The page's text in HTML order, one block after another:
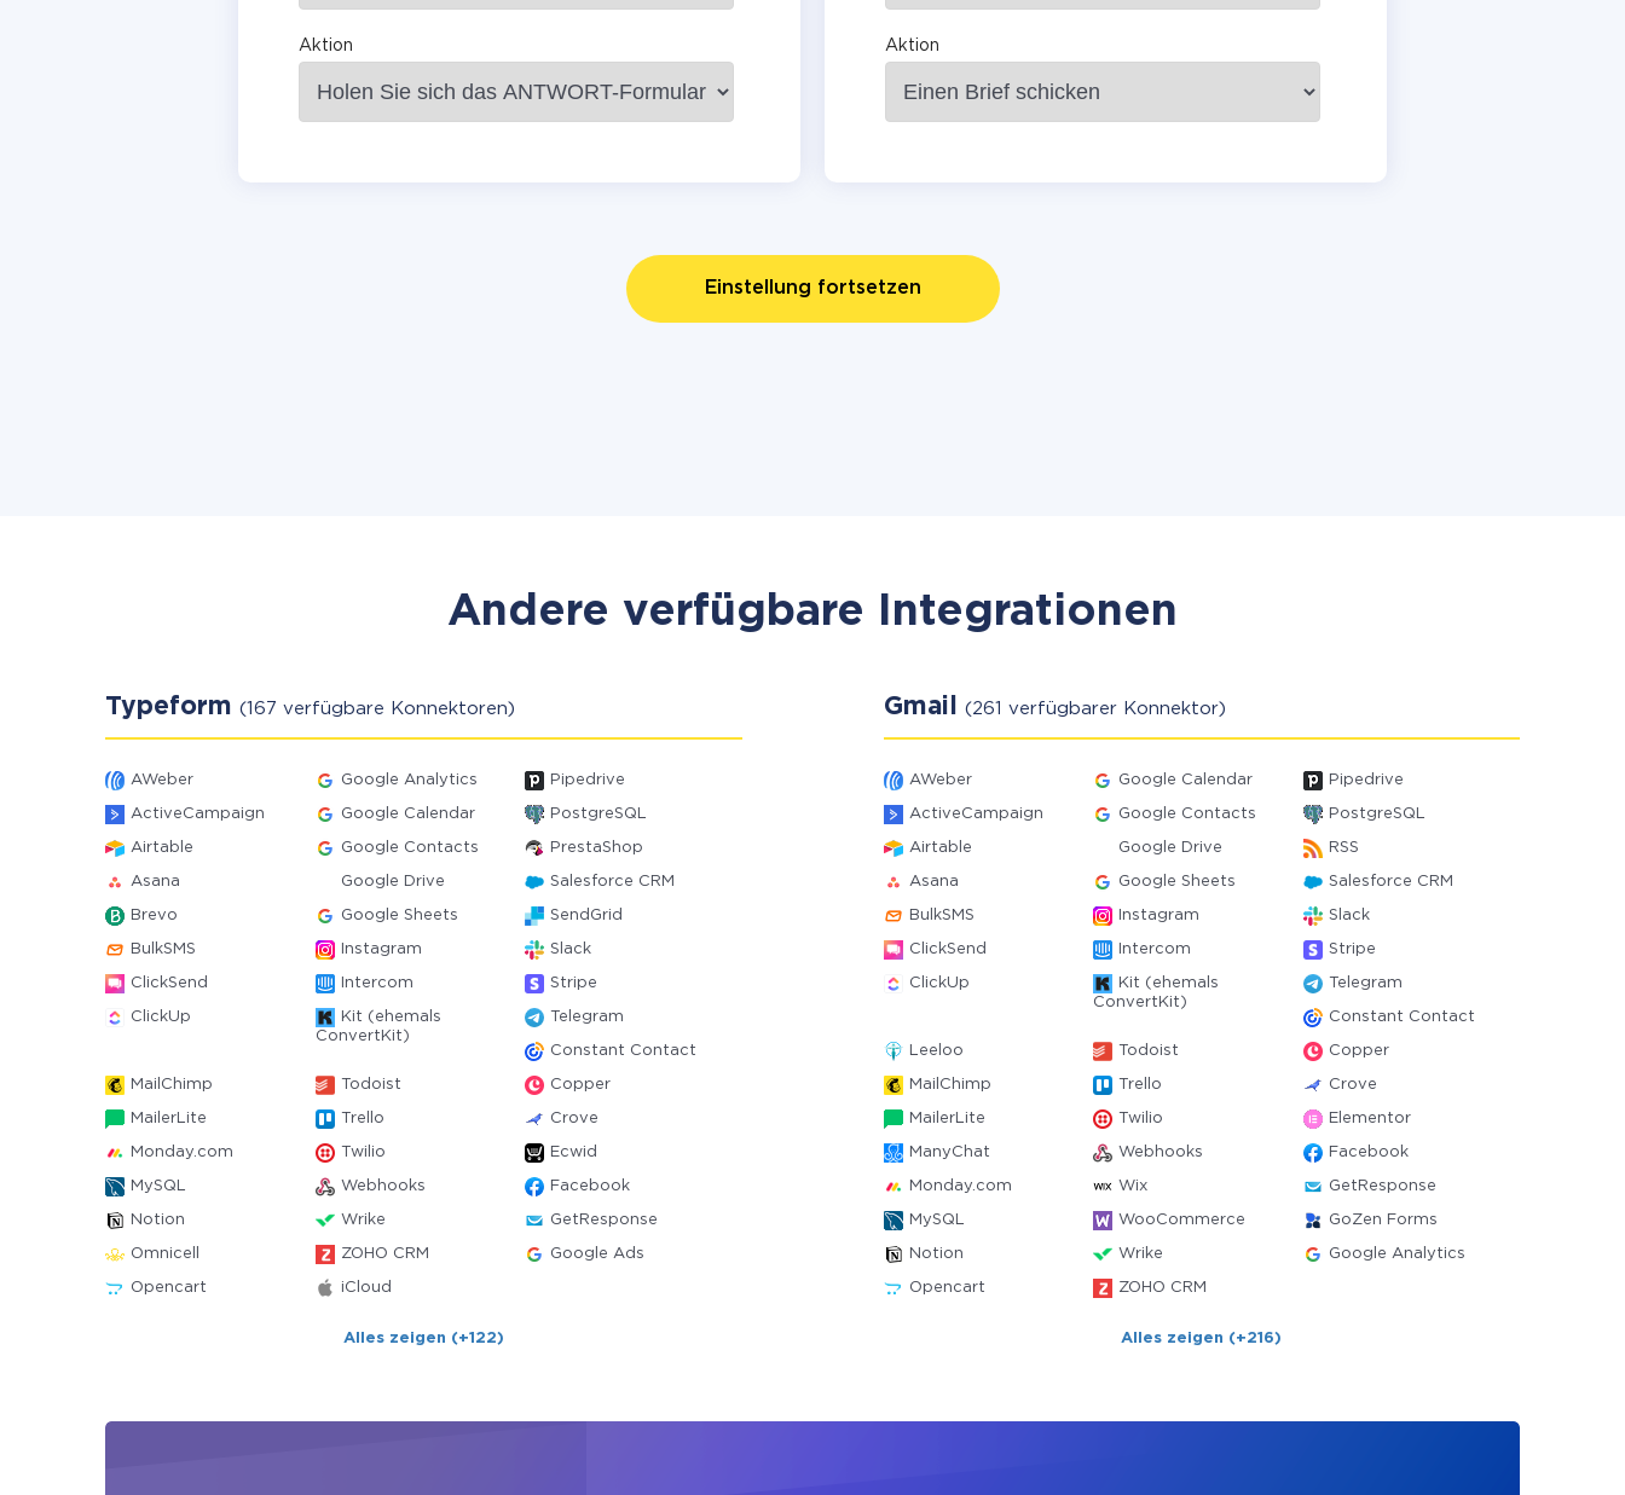
Aktion Aktion
Einstellung fortsetzen
Andere verfügbare Integrationen
Typeform (167 verfügbare Konnektoren)
AWeber Google Analytics Pipedrive
ActiveCampaign Google Calendar PostgreSQL
Airtable Google Contacts PrestaShop
Asana Google Drive Salesforce CRM
Brevo Google Sheets SendGrid
BulkSMS Instagram Slack
ClickSend Intercom Stripe
ClickUp
Kit (ehemals
ConvertKit)
Telegram
Constant Contact
MailChimp Todoist Copper
MailerLite Trello Crove
Monday.com Twilio Ecwid
MySQL Webhooks Facebook
Notion Wrike GetResponse
Omnicell ZOHO CRM Google Ads
Opencart iCloud
Alles zeigen (+122)
Gmail (261 verfügbarer Konnektor)
AWeber Google Calendar Pipedrive
ActiveCampaign Google Contacts PostgreSQL
Airtable Google Drive RSS
Asana Google Sheets Salesforce CRM
BulkSMS Instagram Slack
ClickSend Intercom Stripe
ClickUp
Kit (ehemals
ConvertKit)
Telegram
Constant Contact
Leeloo Todoist Copper
MailChimp Trello Crove
MailerLite Twilio Elementor
ManyChat Webhooks Facebook
Monday.com Wix GetResponse
MySQL WooCommerce GoZen Forms
Notion Wrike Google Analytics
Opencart ZOHO CRM
Alles zeigen (+216)